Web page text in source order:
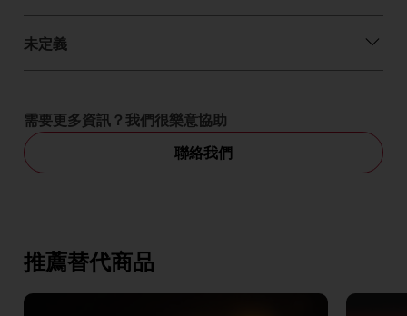
未定義
需要更多資訊？我們很樂意協助
聯絡我們
推薦替代商品